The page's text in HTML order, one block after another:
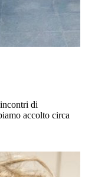
di
accolto circa